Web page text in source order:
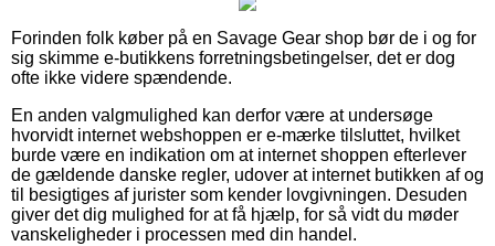
Forinden folk køber på en Savage Gear shop bør de i og for
sig skimme e-butikkens forretningsbetingelser, det er dog
ofte ikke videre spændende.
En anden valgmulighed kan derfor være at undersøge
hvorvidt internet webshoppen er e-mærke tilsluttet, hvilket
burde være en indikation om at internet shoppen efterlever
de gældende danske regler, udover at internet butikken af og
til besigtiges af jurister som kender lovgivningen. Desuden
giver det dig mulighed for at få hjælp, for så vidt du møder
vanskeligheder i processen med din handel.